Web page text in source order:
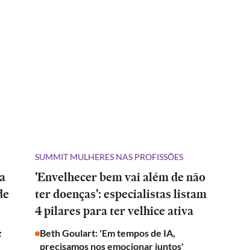
SUMMIT MULHERES NAS PROFISSÕES
'Envelhecer bem vai além de não
ter doenças': especialistas listam
4 pilares para ter velhice ativa
Beth Goulart: 'Em tempos de IA,
precisamos nos emocionar juntos'